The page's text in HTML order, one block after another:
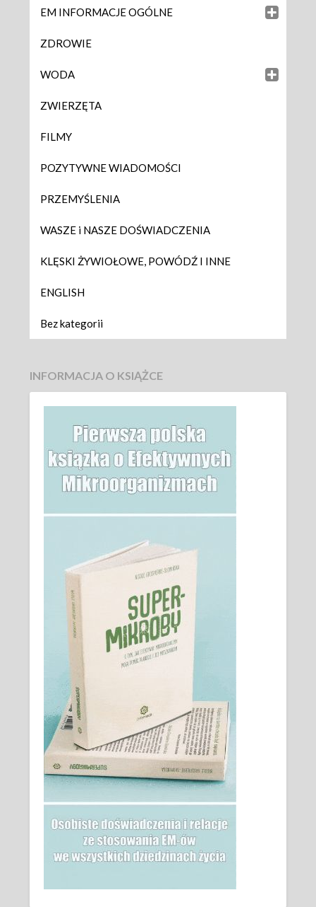
EM INFORMACJE OGÓLNE
ZDROWIE
WODA
ZWIERZĘTA
FILMY
POZYTYWNE WIADOMOŚCI
PRZEMYŚLENIA
WASZE i NASZE DOŚWIADCZENIA
KLĘSKI ŻYWIOŁOWE, POWÓDŹ I INNE
ENGLISH
Bez kategorii
INFORMACJA O KSIĄŻCE